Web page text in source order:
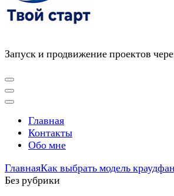
Запуск и продвижение проектов
Главная
Контакты
Обо мне
ГлавнаяКак выбрать модель
Без рубрики